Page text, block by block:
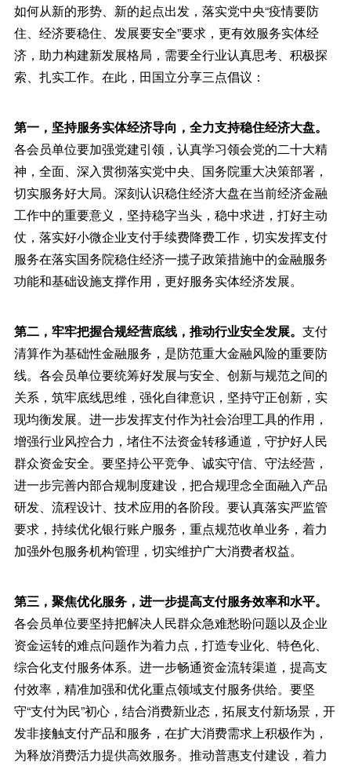
如何从新的形势、新的起点出发，落实党中央“疫情要防
住、经济要稳住、发展要安全”要求，更有效服务实体经
济，助力构建新发展格局，需要全行业认真思考、积极探
索、扎实工作。在此，田国立分享三点倡议：
第一，坚持服务实体经济导向，全力支持稳住经济大盘。
各会员单位要加强党建引领，认真学习领会党的二十大精
神，全面、深入贯彻落实党中央、国务院重大决策部署，
切实服务好大局。深刻认识稳住经济大盘在当前经济金融
工作中的重要意义，坚持稳字当头，稳中求进，打好主动
仗，落实好小微企业支付手续费降费工作，切实发挥支付
服务在落实国务院稳住经济一揽子政策措施中的金融服务
功能和基础设施支撑作用，更好服务实体经济发展。
第二，牢牢把握合规经营底线，推动行业安全发展。 支付
清算作为基础性金融服务，是防范重大金融风险的重要防
线。各会员单位要统筹好发展与安全、创新与规范之间的
关系，筑牢底线思维，强化自律意识，坚持守正创新，实
现均衡发展。进一步发挥支付作为社会治理工具的作用，
增强行业风控合力，堵住不法资金转移通道，守护好人民
群众资金安全。要坚持公平竞争、诚实守信、守法经营，
进一步完善内部合规制度建设，把合规理念全面融入产品
研发、流程设计、技术应用的各阶段。要认真落实严监管
要求，持续优化银行账户服务，重点规范收单业务，着力
加强外包服务机构管理，切实维护广大消费者权益。
第三，聚焦优化服务，进一步提高支付服务效率和水平。
各会员单位要坚持把解决人民群众急难愁盼问题以及企业
资金运转的难点问题作为着力点，打造专业化、特色化、
综合化支付服务体系。进一步畅通资金流转渠道，提高支
付效率，精准加强和优化重点领域支付服务供给。要坚
守“支付为民”初心，结合消费新业态，拓展支付新场景，开
发非接触支付产品和服务，在扩大消费需求上积极作为，
为释放消费活力提供高效服务。推动普惠支付建设，着力